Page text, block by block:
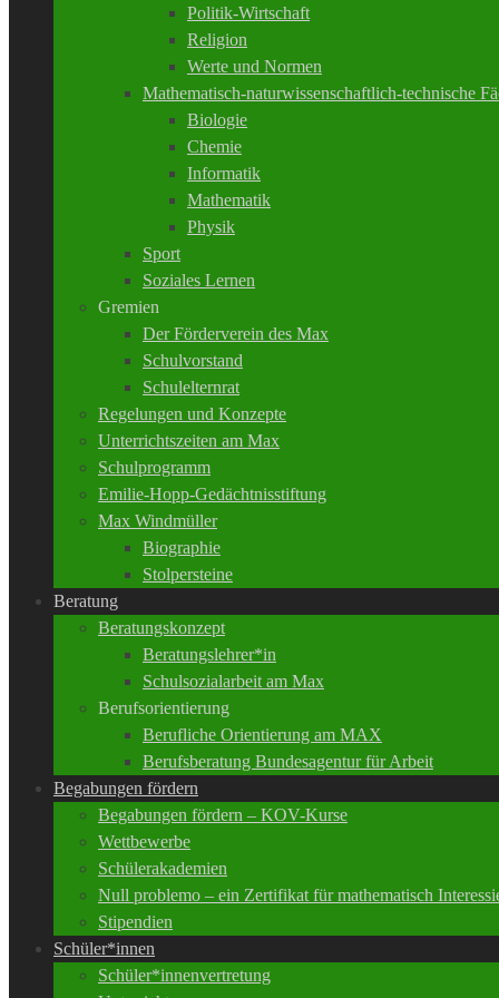
Politik-Wirtschaft
Religion
Werte und Normen
Mathematisch-naturwissenschaftlich-technische
Biologie
Chemie
Informatik
Mathematik
Physik
Sport
Soziales Lernen
Gremien
Der Förderverein des Max
Schulvorstand
Schulelternrat
Regelungen und Konzepte
Unterrichtszeiten am Max
Schulprogramm
Emilie-Hopp-Gedächtnisstiftung
Max Windmüller
Biographie
Stolpersteine
Beratung
Beratungskonzept
Beratungslehrer*in
Schulsozialarbeit am Max
Berufsorientierung
Berufliche Orientierung am MAX
Berufsberatung Bundesagentur für Arbeit
Begabungen fördern
Begabungen fördern – KOV-Kurse
Wettbewerbe
Schülerakademien
Null problemo – ein Zertifikat für mathematisch
Stipendien
Schüler*innen
Schüler*innenvertretung